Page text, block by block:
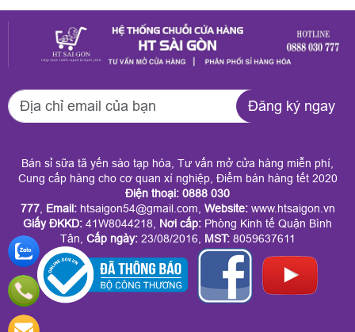
công ty tin chọn mỗi
dịp cuối năm. Đến
doanh nghiệp có thể
chi phí mong muốn
mà vẫn đảm bảo tính
sang trọng, đồng bộ
và ý nghĩa. Dịch vụ
này không chỉ giúp
tiết kiệm ngân sách
người thân, bạn bè,
đối tác? HT Sài Gòn
quận 9 quà Tết trọn
tận nơi. Tại đây, quý
khách dễ dàng chọn
được giỏ quà sang
trọng, ý nghĩa mà
không cần tốn công
Đăng ký ngay
Bán sỉ sữa tã yến sào tạp hóa, Tư vấn mở cửa hàng miễn phí,
Cung cấp hàng cho cơ quan xí nghiệp, Điểm bán hàng tết 2020
Điện thoại: 0888 030
777, Email:htsaigon54@gmail.com, Website:www.htsaigon.vn
Giấy ĐKKD: 41W8044218, Nơi cấp: Phòng Kinh tế Quận Bình
Tân, Cấp ngày:23/08/2016, MST:8059637611